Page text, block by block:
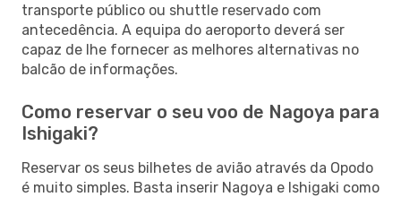
transporte público ou shuttle reservado com
antecedência. A equipa do aeroporto deverá ser
capaz de lhe fornecer as melhores alternativas no
balcão de informações.
Como reservar o seu voo de Nagoya para
Ishigaki?
Reservar os seus bilhetes de avião através da Opodo
é muito simples. Basta inserir Nagoya e Ishigaki como